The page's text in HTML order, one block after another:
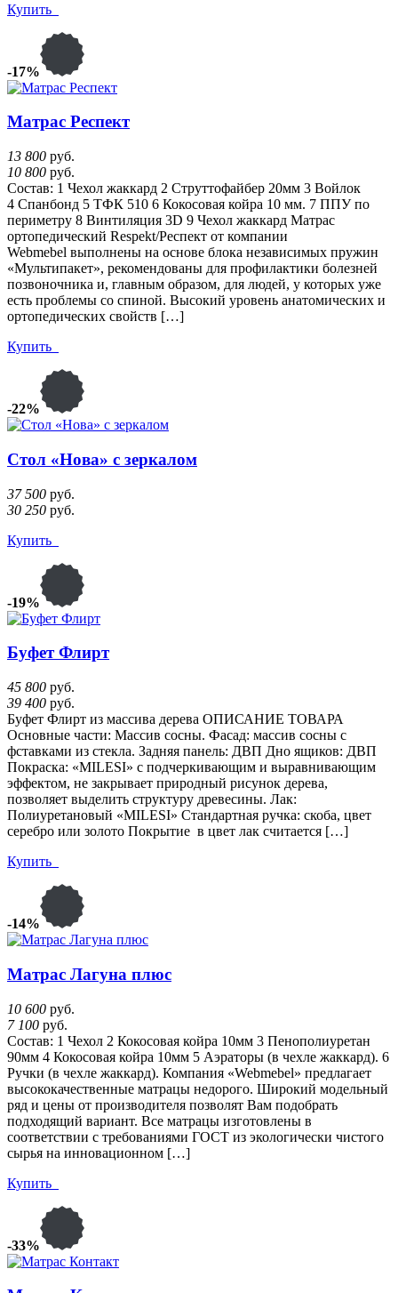
Купить
-17%
Матрас Респект
13 800 руб.
10 800 руб.
Состав: 1 Чехол жаккард 2 Струттофайбер 20мм 3 Войлок
4 Спанбонд 5 ТФК 510 6 Кокосовая койра 10 мм. 7 ППУ по
периметру 8 Винтиляция 3D 9 Чехол жаккард Матрас
ортопедический Respekt/Респект от компании
Webmebel выполнены на основе блока независимых пружин
«Мультипакет», рекомендованы для профилактики болезней
позвоночника и, главным образом, для людей, у которых уже
есть проблемы со спиной. Высокий уровень анатомических и
ортопедических свойств […]
Купить
-22%
Стол «Нова» с зеркалом
37 500 руб.
30 250 руб.
Купить
-19%
Буфет Флирт
45 800 руб.
39 400 руб.
Буфет Флирт из массива дерева ОПИСАНИЕ ТОВАРА
Основные части: Массив сосны. Фасад: массив сосны с
фставками из стекла. Задняя панель: ДВП Дно ящиков: ДВП
Покраска: «MILESI» с подчеркивающим и выравнивающим
эффектом, не закрывает природный рисунок дерева,
позволяет выделить структуру древесины. Лак:
Полиуретановый «MILESI» Стандартная ручка: скоба, цвет
серебро или золото Покрытие в цвет лак считается […]
Купить
-14%
Матрас Лагуна плюс
10 600 руб.
7 100 руб.
Состав: 1 Чехол 2 Кокосовая койра 10мм 3 Пенополиуретан
90мм 4 Кокосовая койра 10мм 5 Аэраторы (в чехле жаккард). 6
Ручки (в чехле жаккард). Компания «Webmebel» предлагает
высококачественные матрацы недорого. Широкий модельный
ряд и цены от производителя позволят Вам подобрать
подходящий вариант. Все матрацы изготовлены в
соответствии с требованиями ГОСТ из экологически чистого
сырья на инновационном […]
Купить
-33%